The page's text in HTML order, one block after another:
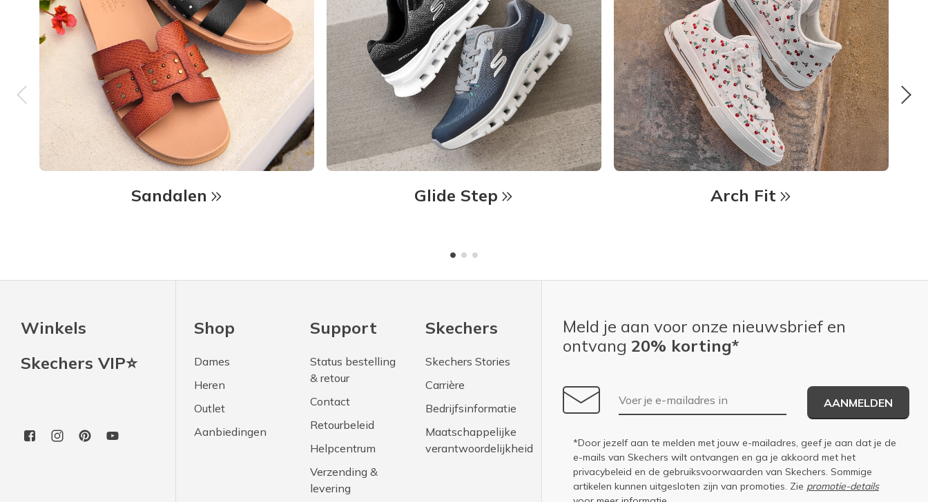
Sandalen Glide Step Arch Fit
Winkels
Skechers VIP⭐
Shop
Dames
Heren
Outlet
Aanbiedingen
Support
Status bestelling
& retour
Contact
Retourbeleid
Helpcentrum
Verzending &
levering
Skechers
Skechers Stories
Carrière
Bedrijfsinformatie
Maatschappelijke
verantwoordelijkheid
Meld je aan voor onze nieuwsbrief en
ontvang 20% korting*
E-mailadres
AANMELDEN
*Door jezelf aan te melden met jouw e-mailadres, geef je aan dat je de
e-mails van Skechers wilt ontvangen en ga je akkoord met het
privacybeleid en de gebruiksvoorwaarden van Skechers. Sommige
artikelen kunnen uitgesloten zijn van promoties. Zie promotie-details